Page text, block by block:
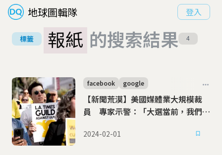
地球圖輯隊 登入
標籤 報紙 的搜索結果 4
【新聞荒漠】美國媒體業大規模裁
員 專家示警：「大選當前，我們比
facebook google
2024-02-01